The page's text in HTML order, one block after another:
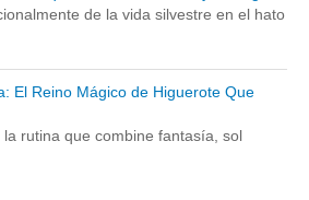
de la vida silvestre en el hato
El Reino Mágico de Higuerote Que
rutina que combine fantasía, sol